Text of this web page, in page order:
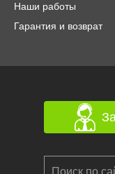
Наши работы
Гарантия и возврат